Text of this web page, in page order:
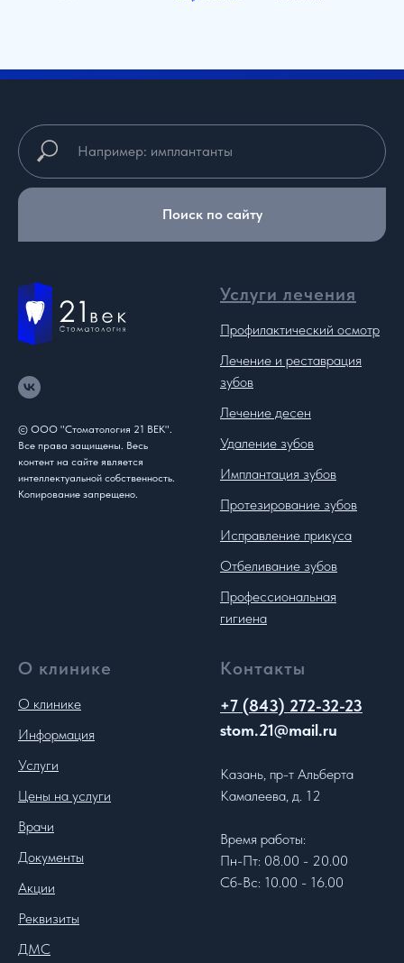
Поиск по сайту
© ООО "Стоматология 21 ВЕК".
Все права защищены. Весь
контент на сайте является
интеллектуальной собственность.
Копирование запрещено.
Услуги лечения
Профилактический осмотр
Лечение и реставрация
зубов
Лечение десен
Удаление зубов
Имплантация зубов
Протезирование зубов
Исправление прикуса
Отбеливание зубов
Профессиональная
гигиена
О клинике
О клинике
Информация
Услуги
Цены на услуги
Врачи
Документы
Акции
Реквизиты
ДМС
Контакты
+7 (843) 272-32-23
stom.21@mail.ru
Казань, пр-т Альберта
Камалеева, д. 12
Время работы:
Пн-Пт: 08.00 - 20.00
Сб-Вс: 10.00 - 16.00